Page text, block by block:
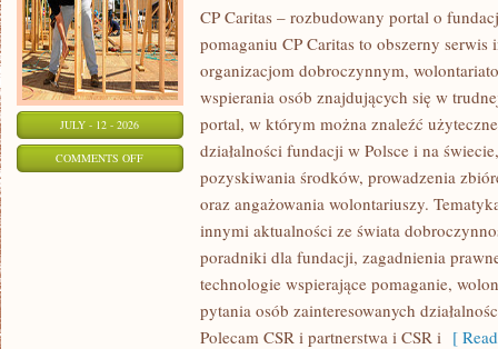
JULY - 12 - 2026
COMMENTS OFFON
PUBLICZNE
CP Caritas – rozbudowany portal o
pomaganiu CP Caritas to obszerny
organizacjom dobroczynnym,
wspierania osób znajdujących się w
portal, w którym można znaleźć
działalności fundacji w Polsce i na
pozyskiwania środków, prowadzenia
oraz angażowania wolontariuszy.
innymi aktualności ze świata
poradniki dla fundacji, zagadnienia
technologie wspierające pomaganie,
pytania osób zainteresowanych
Polecam CSR i partnerstwa i CSR i [